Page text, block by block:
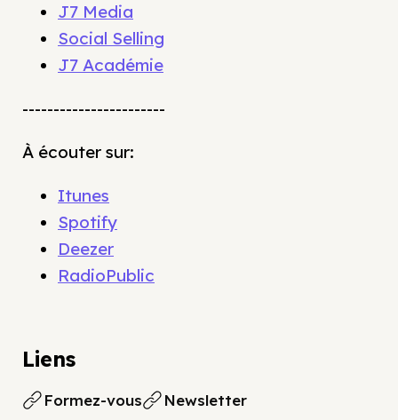
J7 Media
Social Selling
J7 Académie
-----------------------
À écouter sur:
Itunes
Spotify
Deezer
RadioPublic
Liens
Formez-vous Newsletter